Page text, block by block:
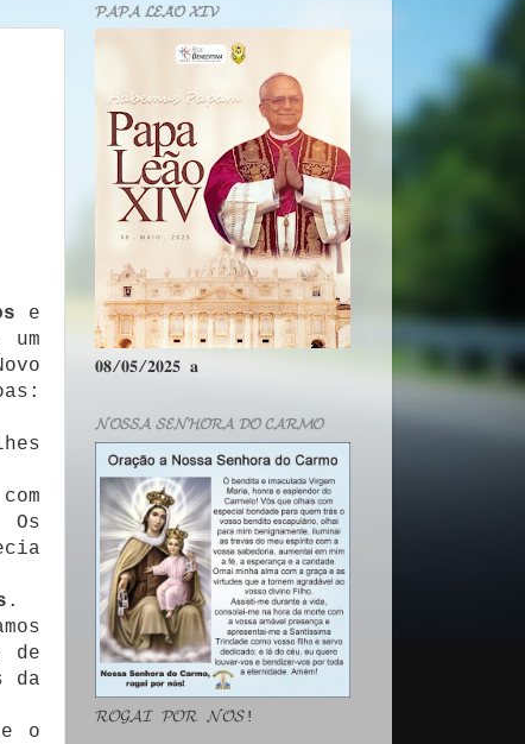
e
.
de
da
o
𝓟𝓐𝓟𝓐 𝓛𝓔𝓐̃𝓞 𝓧𝓘𝓥
𝟎𝟖/𝟎𝟓/𝟐𝟎𝟐𝟓 𝐚
𝓝𝓞𝓢𝓢𝓐 𝓢𝓔𝓝𝓗𝓞𝓡𝓐 𝓓𝓞 𝓒𝓐𝓡𝓜𝓞
𝓡𝓞𝓖𝓐𝓘 𝓟𝓞𝓡 𝓝𝓞́𝓢!